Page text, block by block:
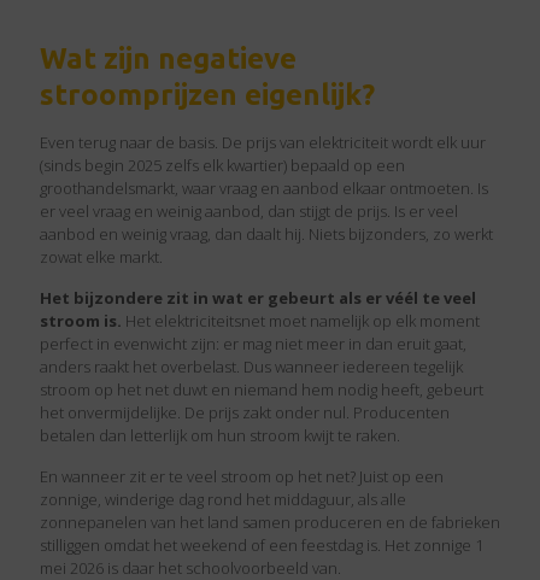
Wat zijn negatieve
stroomprijzen eigenlijk?
Even terug naar de basis. De prijs van elektriciteit wordt elk uur
(sinds begin 2025 zelfs elk kwartier) bepaald op een
groothandelsmarkt, waar vraag en aanbod elkaar ontmoeten. Is
er veel vraag en weinig aanbod, dan stijgt de prijs. Is er veel
aanbod en weinig vraag, dan daalt hij. Niets bijzonders, zo werkt
zowat elke markt.
Het bijzondere zit in wat er gebeurt als er véél te veel
stroom is. Het elektriciteitsnet moet namelijk op elk moment
perfect in evenwicht zijn: er mag niet meer in dan eruit gaat,
anders raakt het overbelast. Dus wanneer iedereen tegelijk
stroom op het net duwt en niemand hem nodig heeft, gebeurt
het onvermijdelijke. De prijs zakt onder nul. Producenten
betalen dan letterlijk om hun stroom kwijt te raken.
En wanneer zit er te veel stroom op het net? Juist op een
zonnige, winderige dag rond het middaguur, als alle
zonnepanelen van het land samen produceren en de fabrieken
stilliggen omdat het weekend of een feestdag is. Het zonnige 1
mei 2026 is daar het schoolvoorbeeld van.